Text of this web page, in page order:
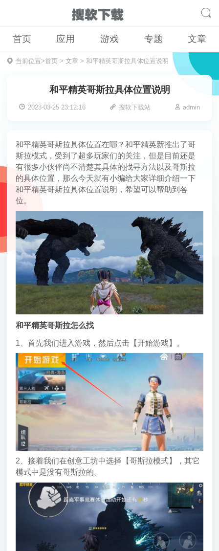
首页 应用 游戏 专题 文章
当前位置>首页> 文章 > 和平精英哥斯拉具体位置说明
和平精英哥斯拉具体位置说明
2023-03-25 23:12:16 搜软下载站 admin
和平精英哥斯拉具体位置在哪？和平精英新推出了哥
斯拉模式，受到了超多玩家们的关注，但是目前还是
有很多小伙伴尚不清楚其具体的找寻方法以及哥斯拉
的具体位置，那么今天就有小编给大家详细介绍一下
和平精英哥斯拉具体位置说明，希望可以帮助到各
位。
和平精英哥斯拉怎么找
1、首先我们进入游戏，然后点击【开始游戏】。
2、接着我们在创意工坊中选择【哥斯拉模式】，其它
模式中是没有哥斯拉的。